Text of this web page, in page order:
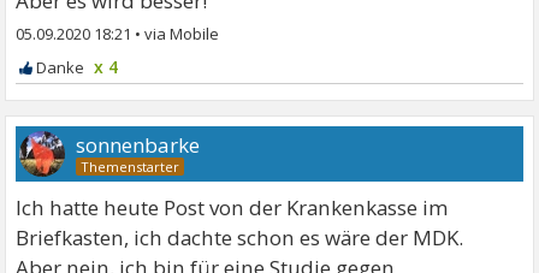
05.09.2020 18:21 •
x 4
sonnenbarke
Ich hatte heute Post von der Krankenkasse im
Briefkasten, ich dachte schon es wäre der MDK.
Aber nein, ich bin für eine Studie gegen